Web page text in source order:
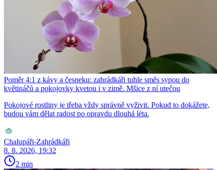
Poměr 4:1 z kávy a česneku: zahrádkáři tuhle směs sypou do
květináčů a pokojovky kvetou i v zimě. Mšice z ní utečou
Pokojové rostliny je třeba vždy správně vyživit. Pokud to dokážete,
budou vám dělat radost po opravdu dlouhá léta.
Chalupáři-Zahrádkáři
8. 8. 2026, 19:32
2 min